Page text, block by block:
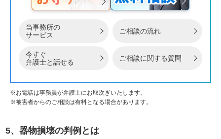
当事務所の
サービス
ご相談の流れ
今すぐ
弁護士と話せる
ご相談に関する質問
※お電話は事務員が弁護士にお取次ぎいたします。
※被害者からのご相談は有料となる場合があります。
5、器物損壊の判例とは